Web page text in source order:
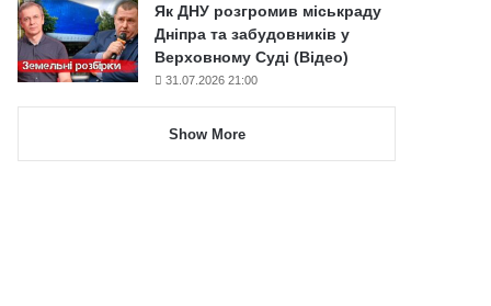
Як ДНУ розгромив міськраду
Дніпра та забудовників у
Верховному Суді (Відео)
31.07.2026 21:00
Show More